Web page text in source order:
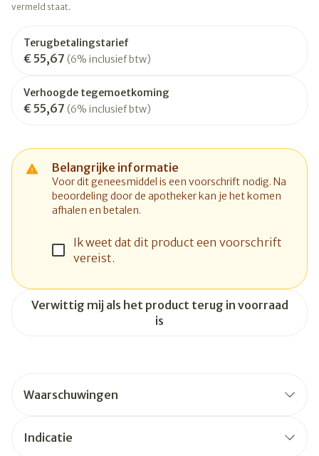
vermeld staat.
Terugbetalingstarief
€ 55,67 (6% inclusief btw)
Verhoogde tegemoetkoming
€ 55,67 (6% inclusief btw)
Belangrijke informatie
Voor dit geneesmiddel is een voorschrift nodig. Na
beoordeling door de apotheker kan je het komen
afhalen en betalen.
Ik weet dat dit product een voorschrift
vereist.
Verwittig mij als het product terug in voorraad
is
Waarschuwingen
Indicatie